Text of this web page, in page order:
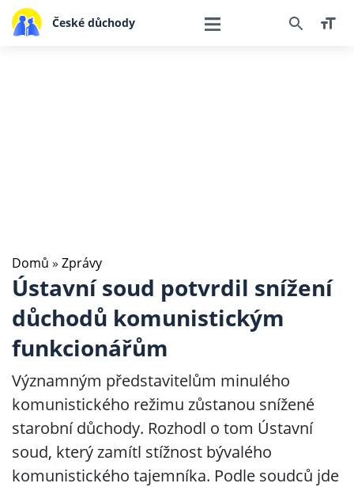
České důchody
Domů » Zprávy
Ústavní soud potvrdil snížení
důchodů komunistickým
funkcionářům
Významným představitelům minulého
komunistického režimu zůstanou snížené
starobní důchody. Rozhodl o tom Ústavní
soud, který zamítl stížnost bývalého
komunistického tajemníka. Podle soudců jde